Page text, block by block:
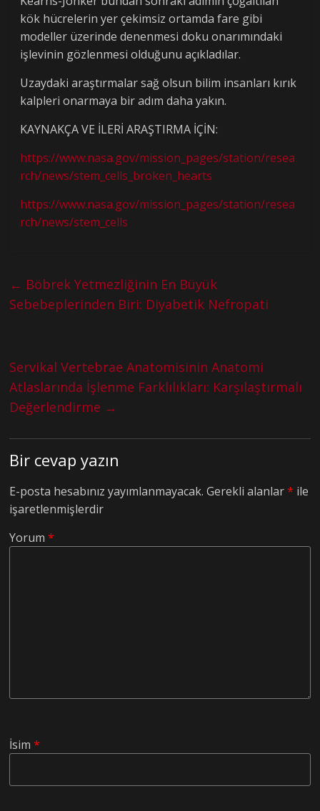
kök hücrelerin yer çekimsiz ortamda fare gibi
modeller üzerinde denenmesi doku onarımındaki
işlevinin gözlenmesi olduğunu açıkladılar.
Uzaydaki araştırmalar sağ olsun bilim insanları kırık
kalpleri onarmaya bir adım daha yakın.
KAYNAKÇA VE İLERİ ARAŞTIRMA İÇİN:
https://www.nasa.gov/mission_pages/station/resea
rch/news/stem_cells_broken_hearts
https://www.nasa.gov/mission_pages/station/resea
rch/news/stem_cells
← Böbrek Yetmezliğinin En Büyük
Sebebeplerinden Biri: Diyabetik Nefropati
Servikal Vertebrae Anatomisinin Anatomi
Atlaslarında İşlenme Farklılıkları: Karşılaştırmalı
Değerlendirme →
Bir cevap yazın
E-posta hesabınız yayımlanmayacak. Gerekli alanlar* ile
işaretlenmişlerdir
Yorum*
İsim*